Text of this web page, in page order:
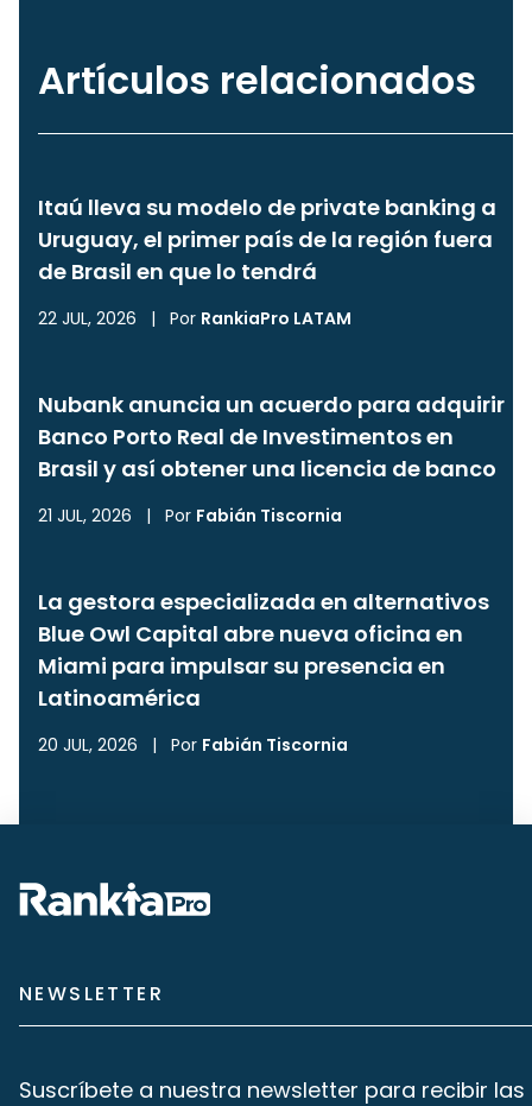
Artículos relacionados
Itaú lleva su modelo de private banking a
Uruguay, el primer país de la región fuera
de Brasil en que lo tendrá
22 JUL, 2026 | Por RankiaPro LATAM
Nubank anuncia un acuerdo para adquirir
Banco Porto Real de Investimentos en
Brasil y así obtener una licencia de banco
21 JUL, 2026 | Por Fabián Tiscornia
La gestora especializada en alternativos
Blue Owl Capital abre nueva oficina en
Miami para impulsar su presencia en
Latinoamérica
20 JUL, 2026 | Por Fabián Tiscornia
NEWSLETTER
Suscríbete a nuestra newsletter para recibir las